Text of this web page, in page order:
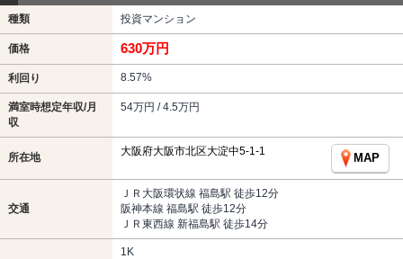
種類 投資マンション
価格 630万円
利回り 8.57%
満室時想定年収/月
収
54万円 / 4.5万円
所在地 大阪府大阪市北区大淀中5-1-1
MAP
交通
ＪＲ大阪環状線 福島駅 徒歩12分
阪神本線 福島駅 徒歩12分
ＪＲ東西線 新福島駅 徒歩14分
1K